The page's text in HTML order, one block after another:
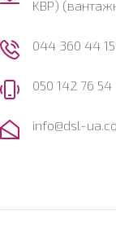
KBP)
044 360 44 15
050 142 76 54
info@dsl-